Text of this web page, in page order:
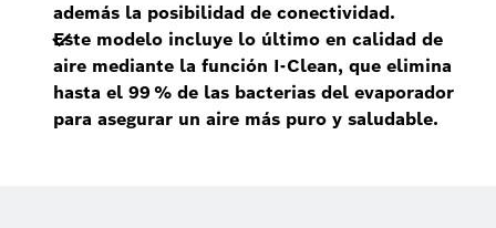
además la posibilidad de conectividad.
Este modelo incluye lo último en calidad de
aire mediante la función I-Clean, que elimina
hasta el 99 % de las bacterias del evaporador
para asegurar un aire más puro y saludable.